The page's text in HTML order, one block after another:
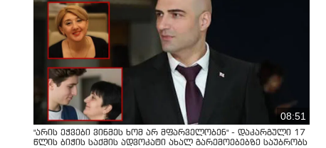
08:51
"არის ეჭვები ვინმეს ხომ არ მფარველობენ" - დაკარგული 17
წლის ბიჭის საქმის ადვოკატი ახალ გარემოებებზე საუბრობს